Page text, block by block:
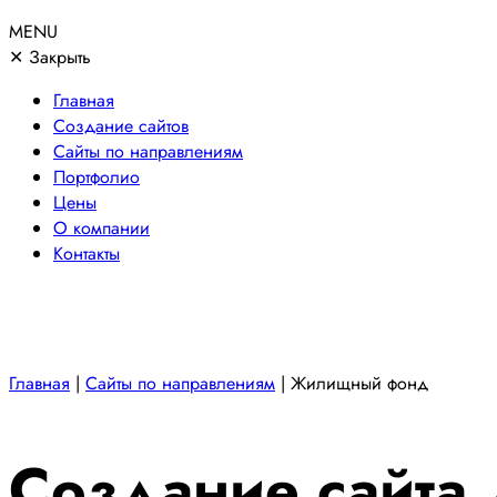
MENU
✕ Закрыть
Главная
Создание сайтов
Сайты по направлениям
Портфолио
Цены
О компании
Контакты
Главная | Сайты по направлениям | Жилищный фонд